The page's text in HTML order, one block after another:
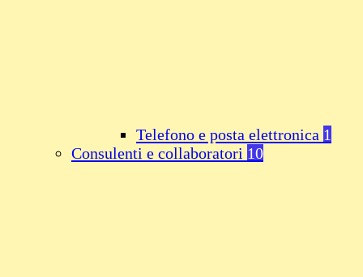
Telefono e posta elettronica 1
Consulenti e collaboratori 10